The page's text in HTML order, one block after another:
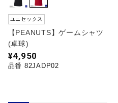
ユニセックス
【PEANUTS】ゲームシャツ
(卓球)
¥4,950
品番 82JADP02